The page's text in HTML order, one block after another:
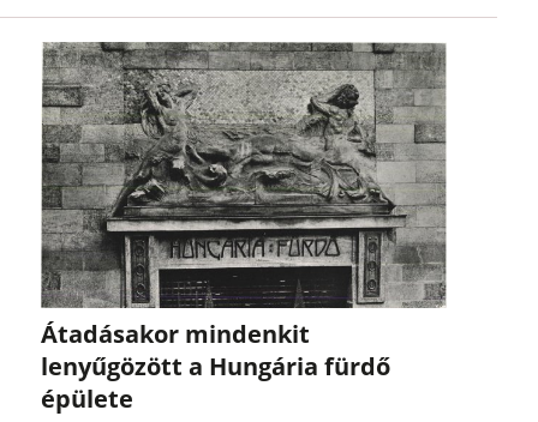
Átadásakor mindenkit
lenyűgözött a Hungária fürdő
épülete